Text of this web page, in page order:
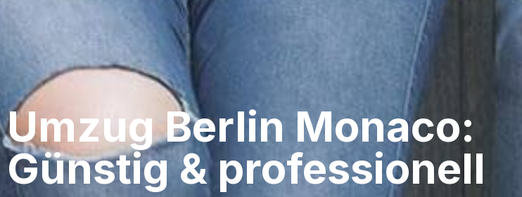
Umzug Berlin​ Monaco:
Günstig & professionell​